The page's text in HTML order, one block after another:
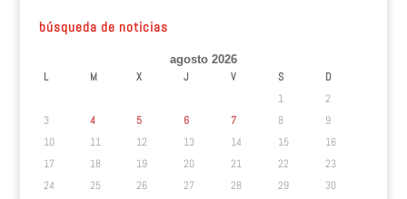
búsqueda de noticias
agosto 2026
L M X J V S
D
1
2
3
4 5 6 7 8
9
10
11 12 13 14 15
16
17
18 19 20 21 22
23
24
25 26 27 28 29
30